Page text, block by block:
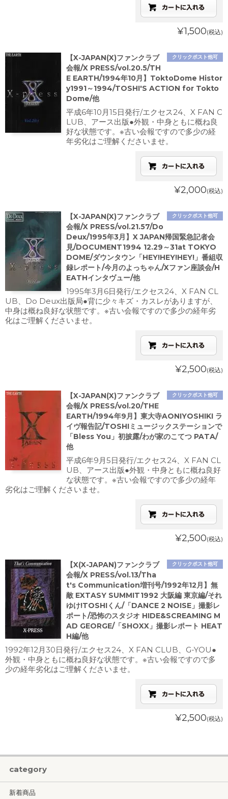
¥1,500(税込)
クリックポスト他可
【X-JAPAN(X)ファンクラブ
会報/X PRESS/vol.20.5/TH
E EARTH/1994年10月】ToktoDome Histor
y1991～1994/TOSHI'S ACTION for Tokto
Dome/他
平成6年10月15日発行/エクセス24、X FAN C
LUB、アース出版●外観・中身ともに概ね良
好な状態です。※古い会報ですので多少の経
年劣化はご理解くださいませ。
¥2,000(税込)
クリックポスト他可
【X-JAPAN(X)ファンクラブ
会報/X PRESS/vol.21.57/Do
Deux/1995年3月】X JAPAN帰国緊急記者会
見/DOCUMENT1994 12.29～31at TOKYO
DOME/ダウンタウン「HEY!HEY!HEY!」番組収
録レポート/今月のよっちゃん/Xファン座談会/H
EATHインタヴュー/他
1995年3月6日発行/エクセス24、X FAN CL
UB、Do Deux出版局●背に少々キズ・カスレがありますが、
中身は概ね良好な状態です。※古い会報ですので多少の経年劣
化はご理解くださいませ。
¥2,500(税込)
クリックポスト他可
【X-JAPAN(X)ファンクラブ
会報/X PRESS/vol.20/THE
EARTH/1994年9月】東大寺AONIYOSHIKI ラ
イヴ報告記/TOSHIミュージックステーションで
「Bless You」初披露/わが家のこてつ PATA/
他
平成6年9月5日発行/エクセス24、X FAN CL
UB、アース出版●外観・中身ともに概ね良好
な状態です。※古い会報ですので多少の経年
劣化はご理解くださいませ。
¥2,500(税込)
クリックポスト他可
【X(X-JAPAN)ファンクラブ
会報/X PRESS/vol.13/Tha
t's Communication増刊号/1992年12月】無
敵 EXTASY SUMMIT1992 大阪編 東京編/それ
ゆけ!TOSHIくん/「DANCE 2 NOISE」撮影レ
ポート/恐怖のスタジオ HIDE&SCREAMING M
AD GEORGE/「SHOXX」撮影レポート HEAT
H編/他
1992年12月30日発行/エクセス24、X FAN CLUB、G-YOU●
外観・中身ともに概ね良好な状態です。※古い会報ですので多
少の経年劣化はご理解くださいませ。
¥2,500(税込)
category
新着商品